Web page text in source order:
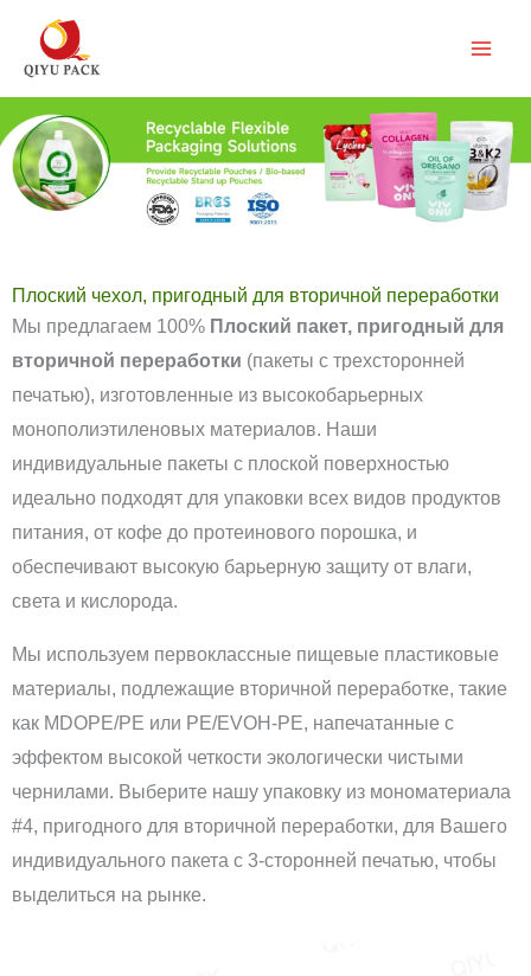
Перейти
содержимому
Плоский чехол, пригодный для вторичной переработки
Мы предлагаем 100% Плоский пакет, пригодный для
вторичной переработки (пакеты с трехсторонней
печатью), изготовленные из высокобарьерных
монополиэтиленовых материалов. Наши
индивидуальные пакеты с плоской поверхностью
идеально подходят для упаковки всех видов продуктов
питания, от кофе до протеинового порошка, и
обеспечивают высокую барьерную защиту от влаги,
света и кислорода.
Мы используем первоклассные пищевые пластиковые
материалы, подлежащие вторичной переработке, такие
как MDOPE/PE или PE/EVOH-PE, напечатанные с
эффектом высокой четкости экологически чистыми
чернилами. Выберите нашу упаковку из мономатериала
#4, пригодного для вторичной переработки, для Вашего
индивидуального пакета с 3-сторонней печатью, чтобы
выделиться на рынке.